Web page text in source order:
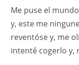
Me puse el
y, este me
reventóse y, me
intenté cogerlo y,